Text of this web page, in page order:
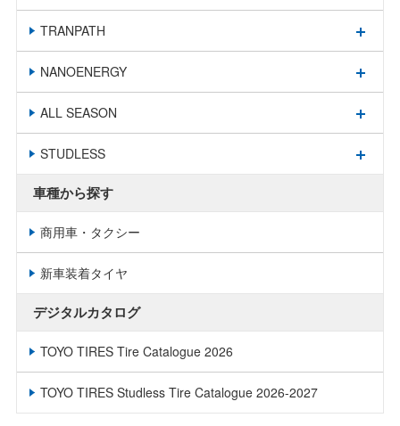
TRANPATH
NANOENERGY
ALL SEASON
STUDLESS
車種から探す
商用車・タクシー
新車装着タイヤ
デジタルカタログ
TOYO TIRES Tire Catalogue 2026
TOYO TIRES Studless Tire Catalogue 2026-2027